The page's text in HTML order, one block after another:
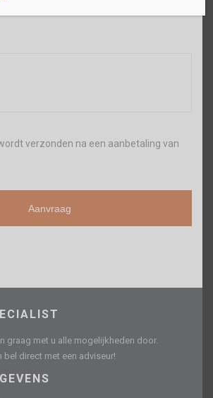
verzonden na een aanbetaling van
graag met u alle mogelijkheden door.
bel direct met een adviseur!